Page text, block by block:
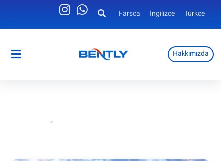
Farsça İngilizce Türkçe
Hakkımızda
>